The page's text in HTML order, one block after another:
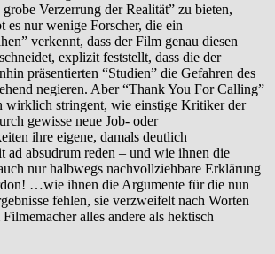
Verzerrung der Realität” zu bieten,
es nur wenige Forscher, die ein
verkennt, dass der Film genau diesen
explizit feststellt, dass die der
präsentierten “Studien” die Gefahren des
negieren. Aber “Thank You For Calling”
wirklich stringent, wie einstige Kritiker der
gewisse neue Job- oder
ihre eigene, damals deutlich
ad absudrum reden – und wie ihnen die
nur halbwegs nachvollziehbare Erklärung
…wie ihnen die Argumente für die nun
fehlen, sie verzweifelt nach Worten
alles andere als hektisch